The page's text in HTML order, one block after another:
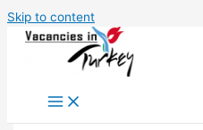
Skip to content